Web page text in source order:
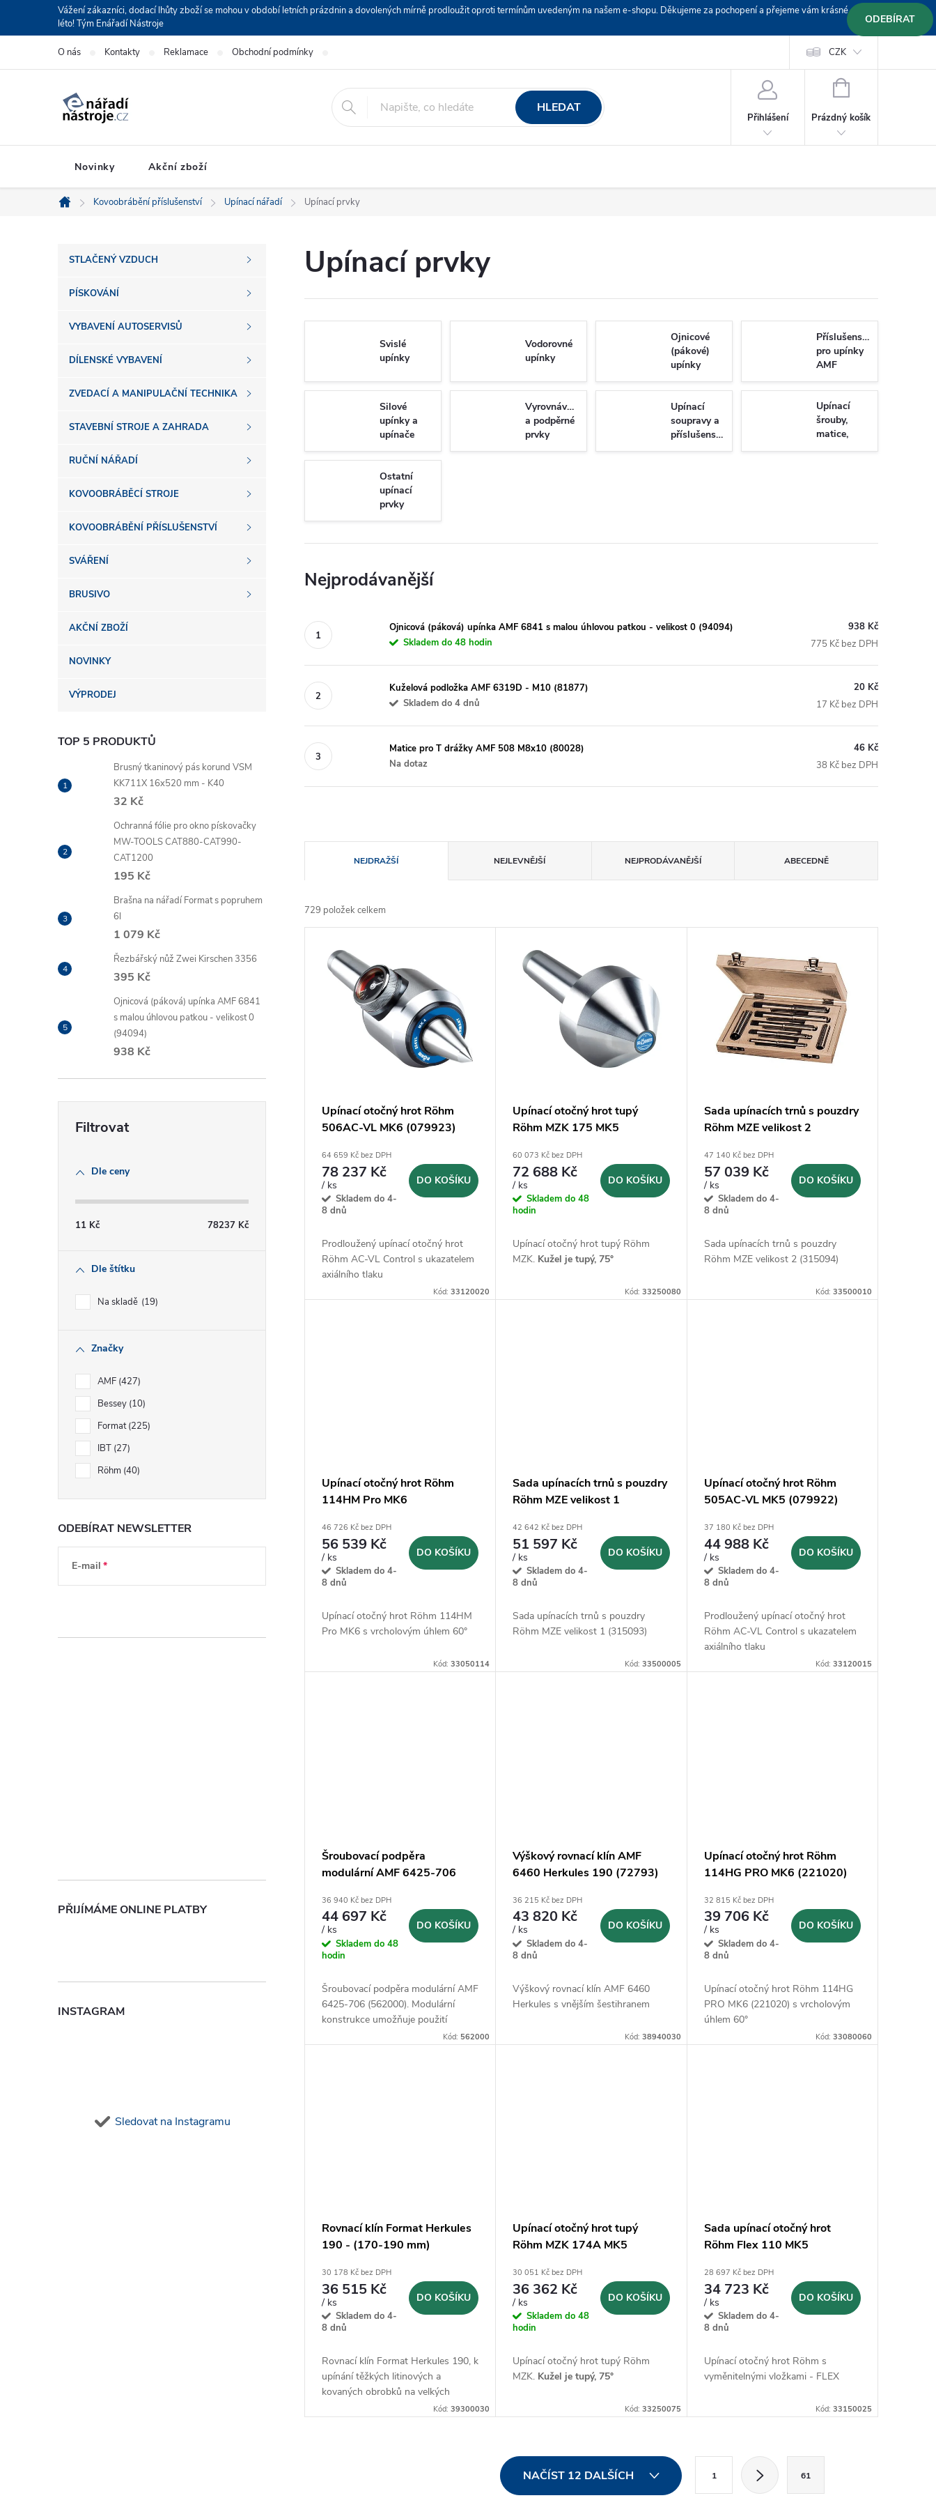
Vážení zákazníci, dodací lhůty zboží se mohou v období letních prázdnin a dovolených mírně prodloužit oproti termínům uvedeným na našem e-shopu. Děkujeme za pochopení a přejeme vám krásné
léto! Tým Enářadí Nástroje
O nás Kontakty Reklamace Obchodní podmínky Platba GoPay +420 603 319382
CZK
HLEDAT
Přihlášení
NÁKUPNÍ
Prázdný košík
Novinky Akční zboží
Domů
Kovoobrábění příslušenství Upínací nářadí Upínací prvky
P
o
s
a
n
n
p
a
n
STLAČENÝ VZDUCH
PÍSKOVÁNÍ
VYBAVENÍ AUTOSERVISŮ
DÍLENSKÉ VYBAVENÍ
ZVEDACÍ A MANIPULAČNÍ TECHNIKA
STAVEBNÍ STROJE A ZAHRADA
RUČNÍ NÁŘADÍ
KOVOOBRÁBĚCÍ STROJE
KOVOOBRÁBĚNÍ PŘÍSLUŠENSTVÍ
SVÁŘENÍ
BRUSIVO
AKČNÍ ZBOŽÍ
NOVINKY
VÝPRODEJ
TOP 5 PRODUKTŮ
Brusný tkaninový pás korund VSM
KK711X 16x520 mm - K40
32 Kč
Ochranná fólie pro okno pískovačky
MW-TOOLS CAT880-CAT990-
CAT1200
195 Kč
Brašna na nářadí Format s popruhem
6l
1 079 Kč
Řezbářský nůž Zwei Kirschen 3356
395 Kč
Ojnicová (páková) upínka AMF 6841
s malou úhlovou patkou - velikost 0
(94094)
938 Kč
Dle ceny
11 Kč 78237 Kč
Dle štítku
Na skladě 19
Značky
AMF 427
Bessey 10
Format 225
IBT 27
Röhm 40
ODEBÍRAT NEWSLETTER
E-mail
ODEBÍRAT
PŘIJÍMÁME ONLINE PLATBY
INSTAGRAM
Sledovat na Instagramu
Upínací prvky
Svislé
upínky
Vodorovné
upínky
Ojnicové
(pákové)
upínky
Příslušenství
pro upínky
AMF
Silové
upínky a
upínače
Vyrovnávací
a podpěrné
prvky
Upínací
soupravy a
příslušenství
Upínací
šrouby,
matice,
Ostatní
upínací
prvky
Nejprodávanější
Ojnicová (páková) upínka AMF 6841 s malou úhlovou patkou - velikost 0 (94094)
Skladem do 48 hodin
938 Kč
775 Kč bez DPH
Kuželová podložka AMF 6319D - M10 (81877)
Skladem do 4 dnů
20 Kč
17 Kč bez DPH
Matice pro T drážky AMF 508 M8x10 (80028)
Na dotaz
46 Kč
38 Kč bez DPH
a
z
ů
NEJDRAŽŠÍ NEJLEVNĚJŠÍ NEJPRODÁVANĚJŠÍ ABECEDNĚ
729 položek celkem
k
Upínací otočný hrot Röhm
506AC-VL MK6 (079923)
64 659 Kč bez DPH
78 237 Kč
/ ks
Skladem do 4-
8 dnů
DO KOŠÍKU
Prodloužený upínací otočný hrot
Röhm AC-VL Control s ukazatelem
axiálního tlaku
Kód:33120020
Upínací otočný hrot tupý
Röhm MZK 175 MK5
60 073 Kč bez DPH
72 688 Kč
/ ks
Skladem do 48
hodin
DO KOŠÍKU
Upínací otočný hrot tupý Röhm
MZK. Kužel je tupý, 75°
Kód: 33250080
Sada upínacích trnů s pouzdry
Röhm MZE velikost 2
47 140 Kč bez DPH
57 039 Kč
/ ks
Skladem do 4-
8 dnů
DO KOŠÍKU
Sada upínacích trnů s pouzdry
Röhm MZE velikost 2 (315094)
Kód: 33500010
Upínací otočný hrot Röhm
114HM Pro MK6
46 726 Kč bez DPH
56 539 Kč
/ ks
Skladem do 4-
8 dnů
DO KOŠÍKU
Upínací otočný hrot Röhm 114HM
Pro MK6 s vrcholovým úhlem 60°
Kód:33050114
Sada upínacích trnů s pouzdry
Röhm MZE velikost 1
42 642 Kč bez DPH
51 597 Kč
/ ks
Skladem do 4-
8 dnů
DO KOŠÍKU
Sada upínacích trnů s pouzdry
Röhm MZE velikost 1 (315093)
Kód: 33500005
Upínací otočný hrot Röhm
505AC-VL MK5 (079922)
37 180 Kč bez DPH
44 988 Kč
/ ks
Skladem do 4-
8 dnů
DO KOŠÍKU
Prodloužený upínací otočný hrot
Röhm AC-VL Control s ukazatelem
axiálního tlaku
Kód: 33120015
Šroubovací podpěra
modulární AMF 6425-706
36 940 Kč bez DPH
44 697 Kč
/ ks
Skladem do 48
hodin
DO KOŠÍKU
Šroubovací podpěra modulární AMF
6425-706 (562000). Modulární
konstrukce umožňuje použití
různých prvků hlavy a mezikusů.
Kód: 562000
Výškový rovnací klín AMF
6460 Herkules 190 (72793)
36 215 Kč bez DPH
43 820 Kč
/ ks
Skladem do 4-
8 dnů
DO KOŠÍKU
Výškový rovnací klín AMF 6460
Herkules s vnějším šestihranem
Kód: 38940030
Upínací otočný hrot Röhm
114HG PRO MK6 (221020)
32 815 Kč bez DPH
39 706 Kč
/ ks
Skladem do 4-
8 dnů
DO KOŠÍKU
Upínací otočný hrot Röhm 114HG
PRO MK6 (221020) s vrcholovým
úhlem 60°
Kód: 33080060
Rovnací klín Format Herkules
190 - (170-190 mm)
30 178 Kč bez DPH
36 515 Kč
/ ks
Skladem do 4-
8 dnů
DO KOŠÍKU
Rovnací klín Format Herkules 190, k
upínání těžkých litinových a
kovaných obrobků na velkých
Kód:39300030
Upínací otočný hrot tupý
Röhm MZK 174A MK5
30 051 Kč bez DPH
36 362 Kč
/ ks
Skladem do 48
hodin
DO KOŠÍKU
Upínací otočný hrot tupý Röhm
MZK. Kužel je tupý, 75°
Kód: 33250075
Sada upínací otočný hrot
Röhm Flex 110 MK5
28 697 Kč bez DPH
34 723 Kč
/ ks
Skladem do 4-
8 dnů
DO KOŠÍKU
Upínací otočný hrot Röhm s
vyměnitelnými vložkami - FLEX
Kód: 33150025
NAČÍST 12 DALŠÍCH 1 61